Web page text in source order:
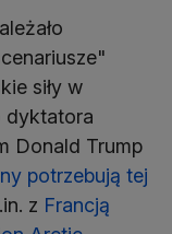
siły w
dyktatora
Donald Trump
potrzebują tej
z Francją